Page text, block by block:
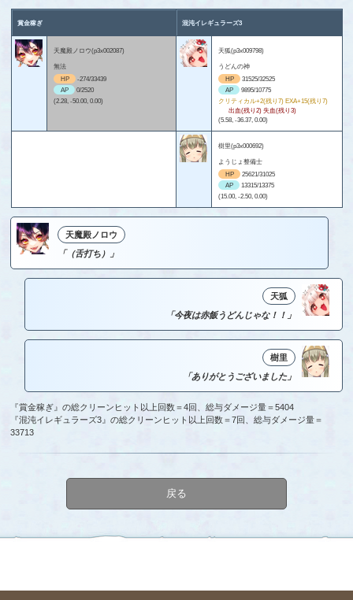
賞金稼ぎ 混沌イレギュラーズ3
天魔殿ノロウ(p3x002087)
無法
HP
-274/33439
AP
0/2520
(2.28, -50.00, 0.00)
天狐(p3x009798)
うどんの神
HP
31525/32525
AP
9895/10775
クリティカル+2(残り7) EXA+15(残り7)
出血(残り2) 失血(残り3)
(5.58, -36.37, 0.00)
樹里(p3x000692)
ようじょ整備士
HP
25621/31025
AP
13315/13375
(15.00, -2.50, 0.00)
天魔殿ノロウ
「（舌打ち）」
天狐
「今夜は赤飯うどんじゃな！！」
樹里
「ありがとうございました」
『賞金稼ぎ』の総クリーンヒット以上回数＝4回、総与ダメージ量＝5404
『混沌イレギュラーズ3』の総クリーンヒット以上回数＝7回、総与ダメージ量＝
33713
戻る